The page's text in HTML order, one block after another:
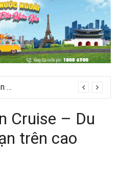
Nên du lịch ở đâu ” giá tốt” dịp lễ quốc khánh 2/9
Cruise – Du
trên cao